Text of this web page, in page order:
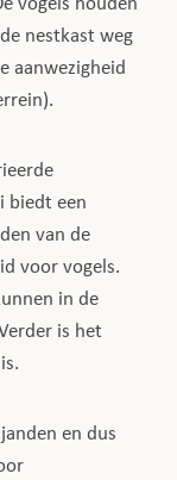
nestkast weg
aanwezigheid
biedt een
van de
voor vogels.
in de
is het
en dus